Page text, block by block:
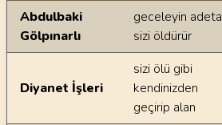
Ayetin meallerindeki dilsel farklılıklar
Abdulbaki
Gölpınarlı
geceleyin adeta
sizi öldürür
Diyanet İşleri
sizi ölü gibi
kendinizden
geçirip alan